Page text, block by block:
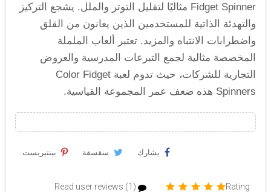
Fidget Spinner مثاليًا لتقليل التوتر والملل. يشجع التركيز
والتهدئة الذاتية للمستخدمين الذين يعانون من القلق
واضطرابات الانتباه والمزيد. تعتبر ألعاب الململة
المخصصة مثالية لجمع التبرعات المدرسية والعروض
التجارية للشركات، حيث تدوم لعبة Color Fidget
Spinners هذه ضعف عمر المجموعة القياسية.
يشارك سقسقة بينتيريست
Rating